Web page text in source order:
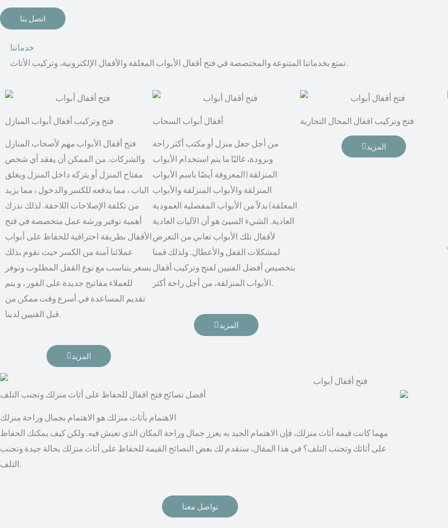
اتصل بنا
خدماتنا
فتح وتركيب أقفال أبواب المنازل
فتح أقفال الأبواب مهم لأصحاب المنازل
والشركات. من الممكن أن يفقد أي شخص
مفتاح المنزل أو يتركه داخل المنزل ويغلق
الباب ، مما يدفعه للكسر والدخول ، مما يزيد
من تكلفة الإصلاحات اللاحقة. لذلك ندرك
أهمية توفير ورشة عمل متخصصة في فتح
الأقفال بطريقة احترافية للحفاظ على أبواب
عملائنا آمنة من الكسر حيث نقوم بذلك
بسعر يتناسب مع نوع القفل المطلوب ونوفر
للعملاء مفاتيح جديدة على الفور ، و يتم
تقديم المساعدة في أسرع وقت ممكن من
المزيد
أقفال أبواب السحاب
من أجل جعل منزل أو مكتب أكثر راحة
وبرودة، غالبًا ما يتم استخدام الأبواب
المنزلقة (المعروفة أيضًا باسم الأبواب
المنزلقة والأبواب المنزلقة والأبواب
المعلقة) بدلاً من الأبواب المفصلية العمودية
العادية. الشيء السيئ هو أن الآليات العادية
لأقفال تلك الأبواب تعاني من التعرض
لمشكلات القفل والأعطال. ولذلك قمنا
بتخصيص أفضل الفنيين لفتح وتركيب أقفال
المزيد
فتح وتركيب اقفال المحال التجارية
المزيد
أفضل نصائح فتح اقفال للحفاظ على أثاث منزلك وتجنب التلف
الاهتمام بأثاث منزلك هو الاهتمام بجمال وراحة منزلك
مهما كانت قيمة أثاث منزلك، فإن الاهتمام الجيد به يعزز جمال وراحة المكان الذي تعيش فيه. ولكن كيف يمكنك الحفاظ
على أثاثك وتجنب التلف؟ في هذا المقال، سنقدم لك بعض النصائح القيمة للحفاظ على أثاث منزلك بحالة جيدة وتجنب
التلف.
تواصل معنا